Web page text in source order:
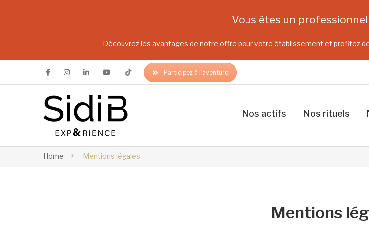
Vous êtes un
Découvrez les avantages de notre offre pour votre établissement et profitez
Participez à l’aventure
Nos actifs Nos rituels
Home Mentions légales
Mentions